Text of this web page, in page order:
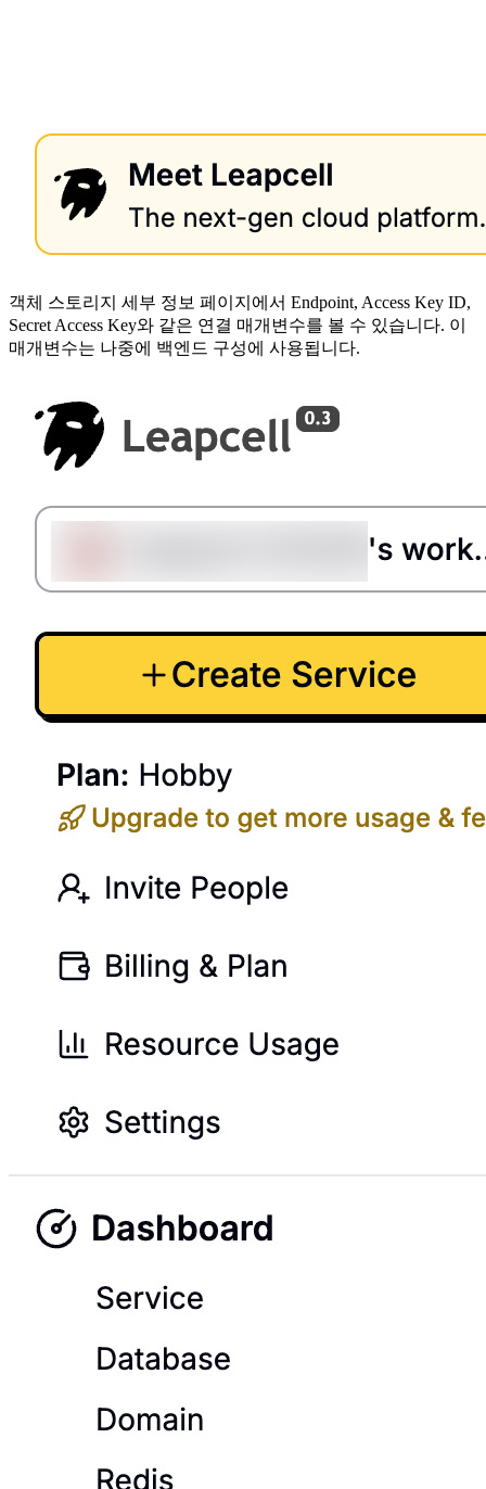
객체 스토리지 세부 정보 페이지에서 Endpoint, Access Key ID,
Secret Access Key와 같은 연결 매개변수를 볼 수 있습니다. 이
매개변수는 나중에 백엔드 구성에 사용됩니다.